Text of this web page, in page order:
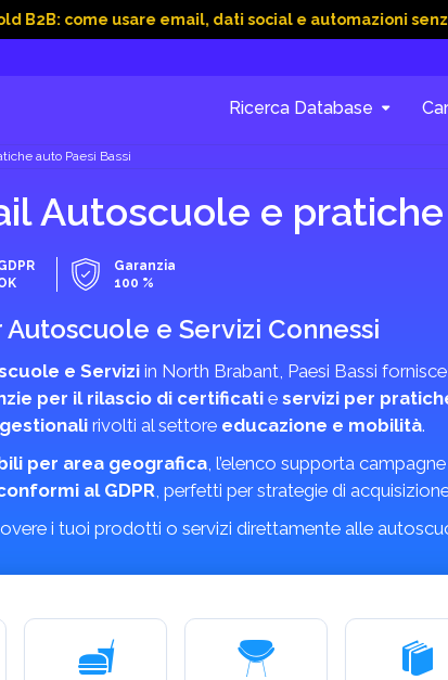
usare email, dati social e automazioni senza
Ricerca Database
auto Paesi Bassi
Autoscuole e
Garanzia
100 %
e Servizi Connessi
e Servizi in North Brabant, Paesi Bassi
per il rilascio di certificati e servizi per
rivolti al settore educazione e mobilità.
per area geografica, l’elenco supporta
al GDPR, perfetti per strategie di
i tuoi prodotti o servizi direttamente alle